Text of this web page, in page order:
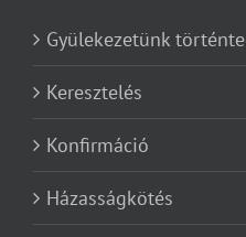
Gyülekezetünk történte
Keresztelés
Konfirmáció
Házasságkötés